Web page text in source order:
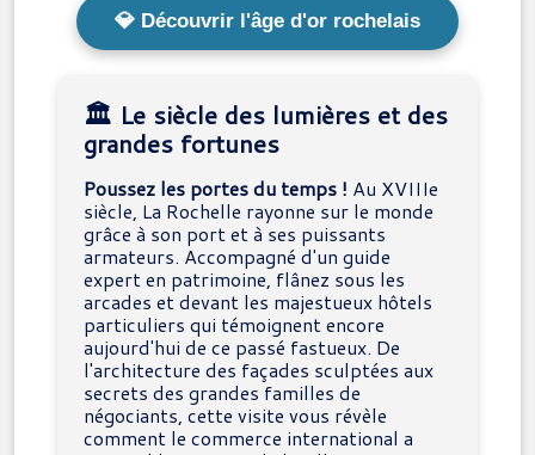
💎 Découvrir l'âge d'or rochelais
🏛️ Le siècle des lumières et des
grandes fortunes
Poussez les portes du temps ! Au XVIIIe
siècle, La Rochelle rayonne sur le monde
grâce à son port et à ses puissants
armateurs. Accompagné d'un guide
expert en patrimoine, flânez sous les
arcades et devant les majestueux hôtels
particuliers qui témoignent encore
aujourd'hui de ce passé fastueux. De
l'architecture des façades sculptées aux
secrets des grandes familles de
négociants, cette visite vous révèle
comment le commerce international a